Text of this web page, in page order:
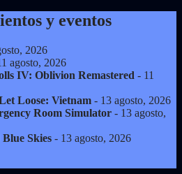
y eventos
2026
agosto, 2026
IV: Oblivion Remastered - 11
Loose: Vietnam - 13 agosto, 2026
Room Simulator - 13 agosto,
Skies - 13 agosto, 2026